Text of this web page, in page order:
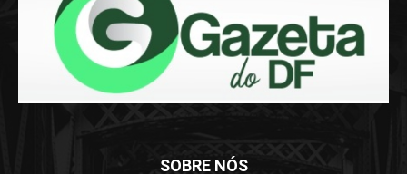
SOBRE NÓS